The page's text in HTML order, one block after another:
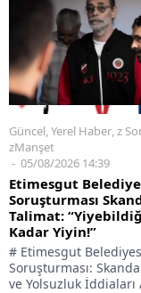
Güncel,Yerel Haber,z
zManşet
05/08/2026 14:39
Etimesgut
Soruşturması
Talimat:
Kadar Yiyin!”
# Etimesgut
Soruşturması:
ve Yolsuzluk İddiaları